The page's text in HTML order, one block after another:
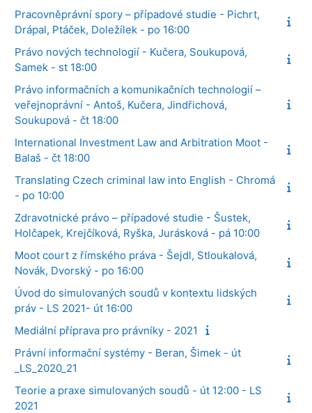
Pracovněprávní spory – případové studie - Pichrt,
Drápal, Ptáček, Doležílek - po 16:00
Právo nových technologií - Kučera, Soukupová,
Samek - st 18:00
Právo informačních a komunikačních technologií –
veřejnoprávní - Antoš, Kučera, Jindřichová,
Soukupová - čt 18:00
International Investment Law and Arbitration Moot -
Balaš - čt 18:00
Translating Czech criminal law into English - Chromá
- po 10:00
Zdravotnické právo – případové studie - Šustek,
Holčapek, Krejčíková, Ryška, Jurásková - pá 10:00
Moot court z římského práva - Šejdl, Stloukalová,
Novák, Dvorský - po 16:00
Úvod do simulovaných soudů v kontextu lidských
práv - LS 2021- út 16:00
Mediální příprava pro právníky - 2021
Právní informační systémy - Beran, Šimek - út
_LS_2020_21
Teorie a praxe simulovaných soudů - út 12:00 - LS
2021